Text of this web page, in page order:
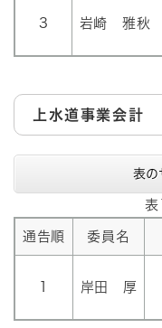
3 岩崎 雅秋
上水道事業会計
表の
通告順 委員名
岸田 厚